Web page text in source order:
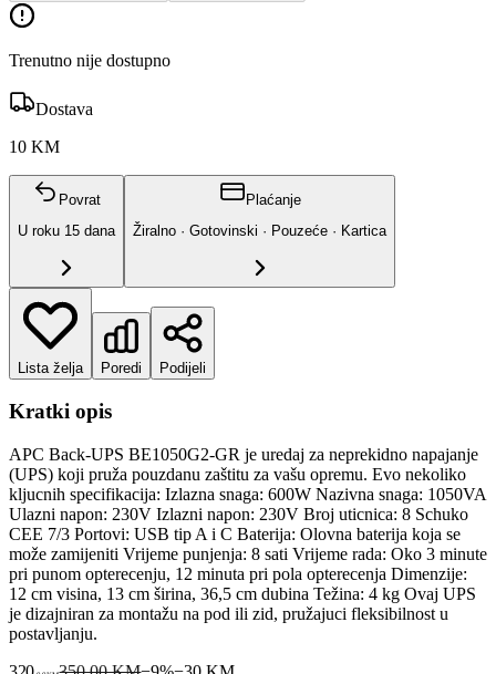
Trenutno nije dostupno
Dostava
10 KM
Povrat
U roku 15 dana
Plaćanje
Žiralno · Gotovinski · Pouzeće · Kartica
Lista želja Poredi Podijeli
Kratki opis
APC Back-UPS BE1050G2-GR je uredaj za neprekidno napajanje
(UPS) koji pruža pouzdanu zaštitu za vašu opremu. Evo nekoliko
kljucnih specifikacija: Izlazna snaga: 600W Nazivna snaga: 1050VA
Ulazni napon: 230V Izlazni napon: 230V Broj uticnica: 8 Schuko
CEE 7/3 Portovi: USB tip A i C Baterija: Olovna baterija koja se
može zamijeniti Vrijeme punjenja: 8 sati Vrijeme rada: Oko 3 minute
pri punom opterecenju, 12 minuta pri pola opterecenja Dimenzije:
12 cm visina, 13 cm širina, 36,5 cm dubina Težina: 4 kg Ovaj UPS
je dizajniran za montažu na pod ili zid, pružajuci fleksibilnost u
postavljanju.